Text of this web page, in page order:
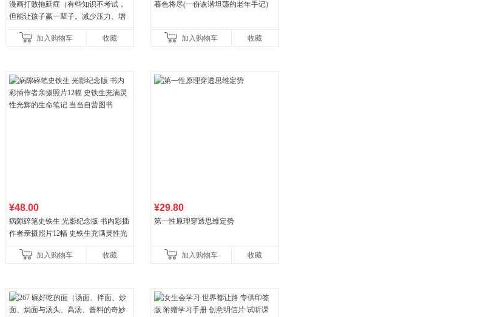
漫画打败拖延症（有些知识不考试，
但能让孩子赢一辈子。减少压力、增
合“小行动”触发大脑行动开
加入购物车 收藏
暮色将尽(一份诙谐坦荡的老年手记)
加入购物车 收藏
¥48.00
病隙碎笔史铁生 光影纪念版 书内彩插
作者亲摄照片12幅 史铁生充满灵性光
加入购物车
收藏
¥29.80
第一性原理穿透思维定势
加入购物车 收藏